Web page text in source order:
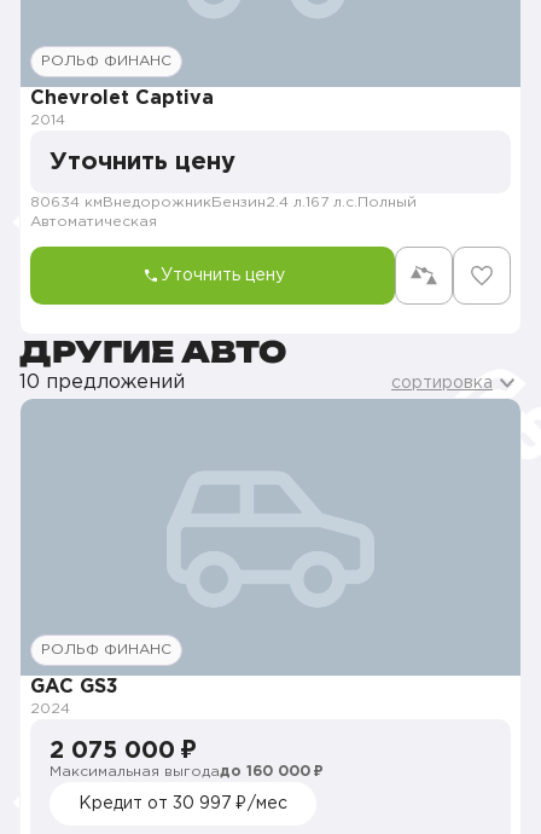
РОЛЬФ ФИНАНС
Chevrolet Captiva
2014
Уточнить цену
80634 км Внедорожник Бензин2.4 л. 167 л.с. Полный
Автоматическая
Уточнить цену
ДРУГИЕ АВТО
10 предложений сортировка
РОЛЬФ ФИНАНС
GAC GS3
2024
2 075 000 ₽
Максимальная выгодадо 160 000 ₽
Кредит от 30 997 ₽/мес